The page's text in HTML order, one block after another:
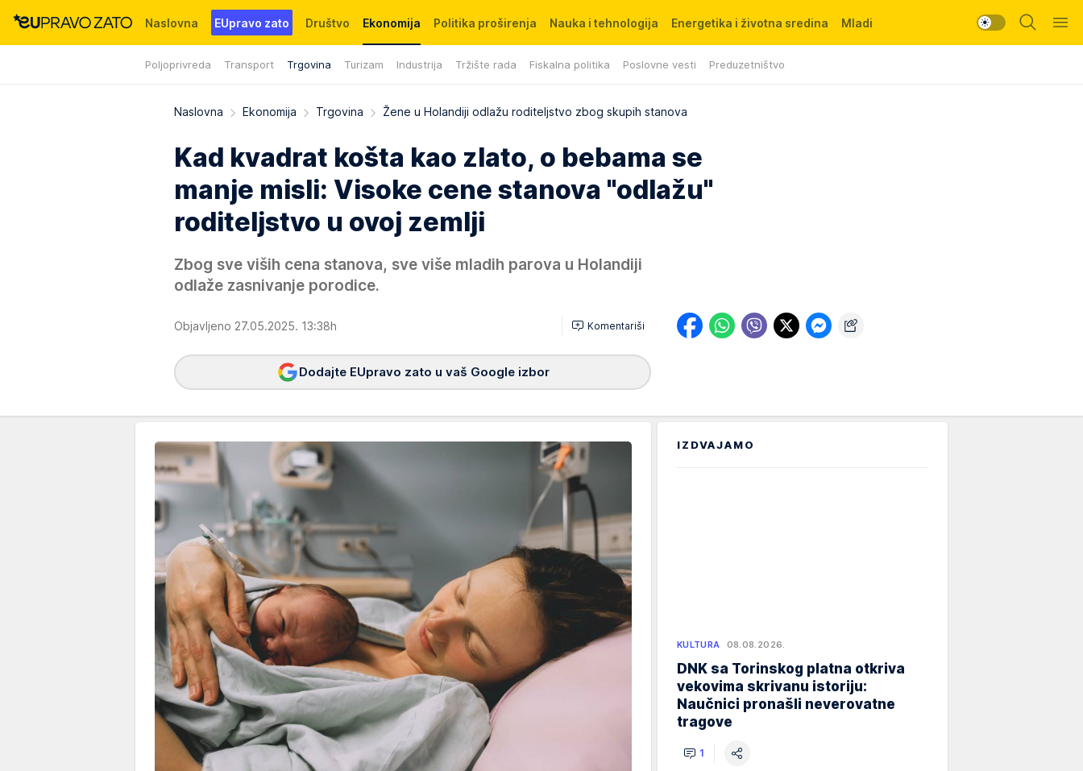
Naslovna EUpravo zato Društvo Ekonomija
Poljoprivreda Transport Trgovina Turizam Industrija Tržište rada Fiskalna politika Poslovne vesti Preduzetništvo
Politika proširenja Nauka i tehnologija Energetika i životna sredina Mladi
Događaji News WMG fondacija
Naslovna Ekonomija Trgovina Žene u Holandiji odlažu roditeljstvo zbog skupih stanova
Kad kvadrat košta kao zlato, o bebama se
manje misli: Visoke cene stanova "odlažu"
roditeljstvo u ovoj zemlji
Zbog sve viših cena stanova, sve više mladih parova u Holandiji
odlaže zasnivanje porodice.
Objavljeno 27.05.2025. 13:38h Komentariši
Dodajte EUpravo zato u vaš Google izbor
IZDVAJAMO
KULTURA 08.08.2026.
DNK sa Torinskog platna otkriva
vekovima skrivanu istoriju:
Naučnici pronašli neverovatne
tragove
1